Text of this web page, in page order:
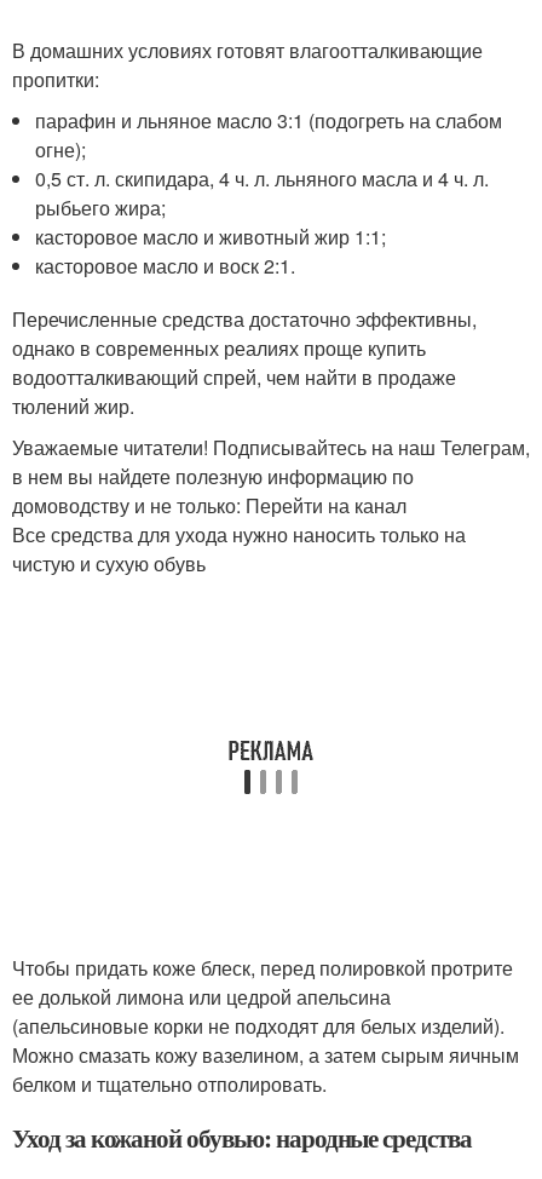
В домашних условиях готовят влагоотталкивающие
пропитки:
парафин и льняное масло 3:1 (подогреть на слабом
огне);
0,5 ст. л. скипидара, 4 ч. л. льняного масла и 4 ч. л.
рыбьего жира;
касторовое масло и животный жир 1:1;
касторовое масло и воск 2:1.
Перечисленные средства достаточно эффективны,
однако в современных реалиях проще купить
водоотталкивающий спрей, чем найти в продаже
тюлений жир.
Уважаемые читатели! Подписывайтесь на наш Телеграм,
в нем вы найдете полезную информацию по
домоводству и не только: Перейти на канал
Все средства для ухода нужно наносить только на
чистую и сухую обувь
Чтобы придать коже блеск, перед полировкой протрите
ее долькой лимона или цедрой апельсина
(апельсиновые корки не подходят для белых изделий).
Можно смазать кожу вазелином, а затем сырым яичным
белком и тщательно отполировать.
Уход за кожаной обувью: народные средства